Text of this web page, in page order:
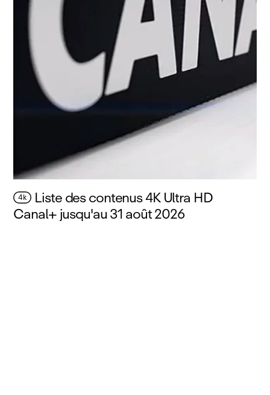
4k Liste des contenus 4K Ultra HD
Canal+ jusqu'au 31 août 2026